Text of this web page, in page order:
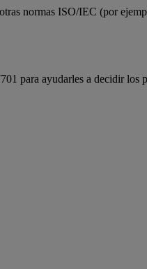
normas ISO/IEC (por
para ayudarles a decidir los